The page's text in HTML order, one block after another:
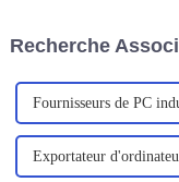
Recherche
Fournisseurs de PC
Exportateur